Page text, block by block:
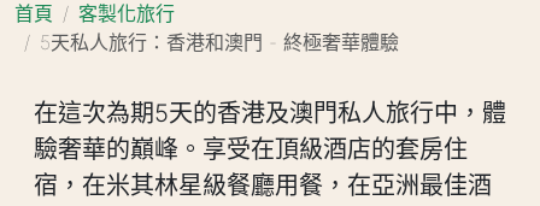
首頁
客製化旅行
5天私人旅行：香港和澳門 - 終極奢華體驗
在這次為期5天的香港及澳門私人旅行中，體
驗奢華的巔峰。享受在頂級酒店的套房住
宿，在米其林星級餐廳用餐，在亞洲最佳酒